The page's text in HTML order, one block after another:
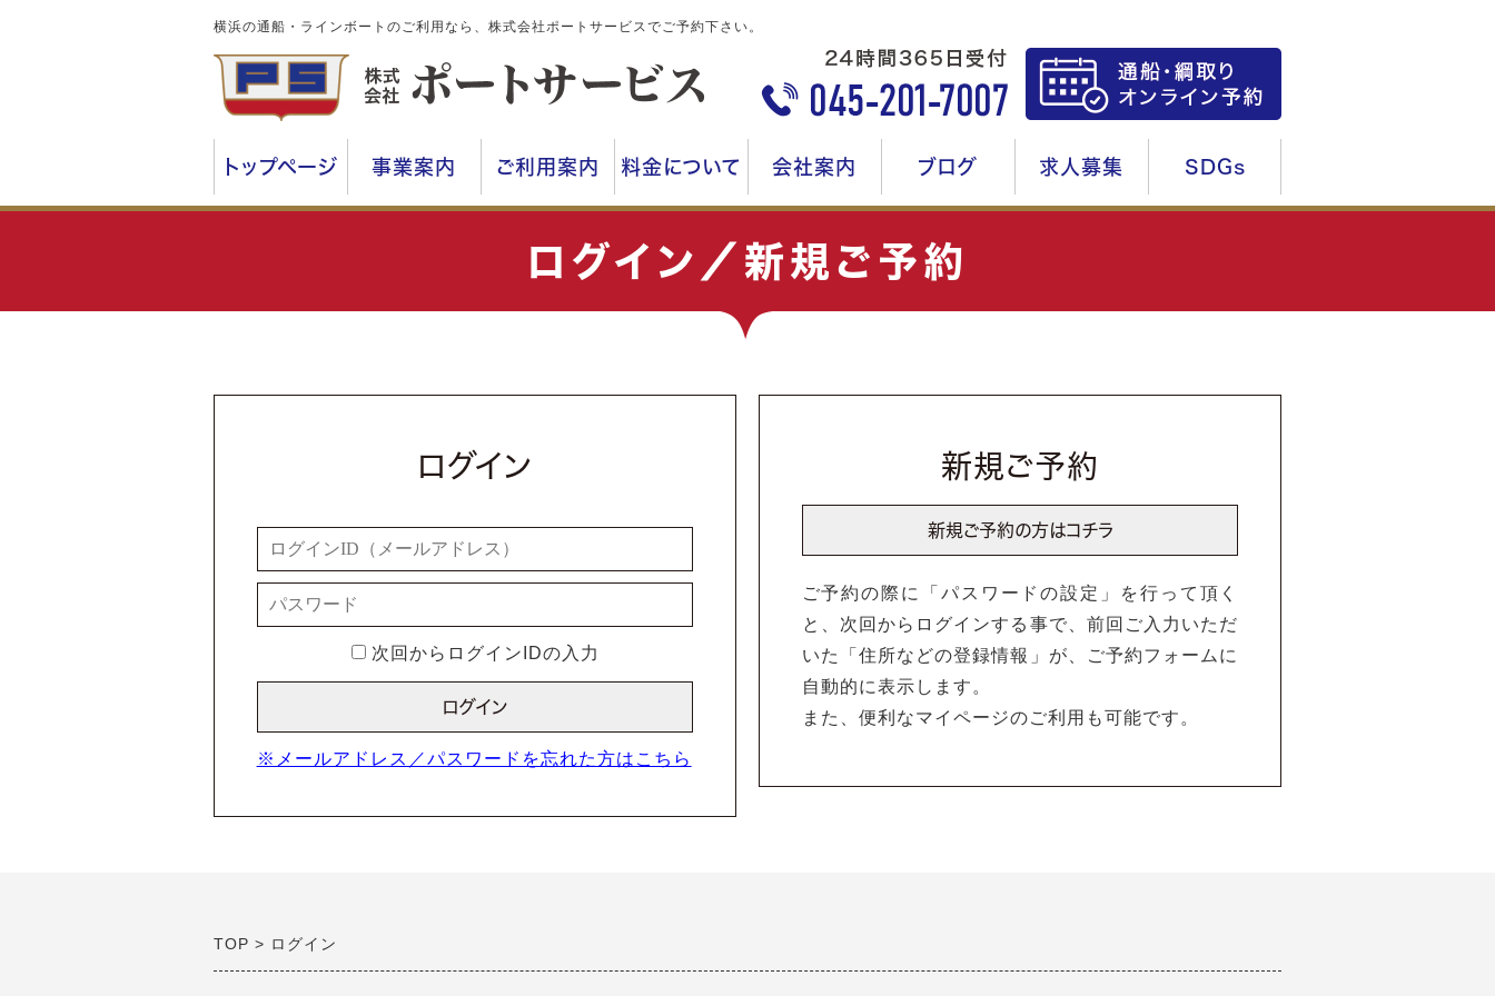
横浜の通船・ラインボートのご利用なら、株式会社ポートサービスでご予約下さい。
トップページ 事業案内 ご利用案内 料金について 会社案内 ブログ 求人募集 SDGs
ログイン／新規ご予約
ログイン
次回からログインIDの入力
※メールアドレス／パスワードを忘れた方はこちら
新規ご予約
ご予約の際に「パスワードの設定」を行って頂く
と、次回からログインする事で、前回ご入力いただ
いた「住所などの登録情報」が、ご予約フォームに
自動的に表示します。
また、便利なマイページのご利用も可能です。
TOP ログイン